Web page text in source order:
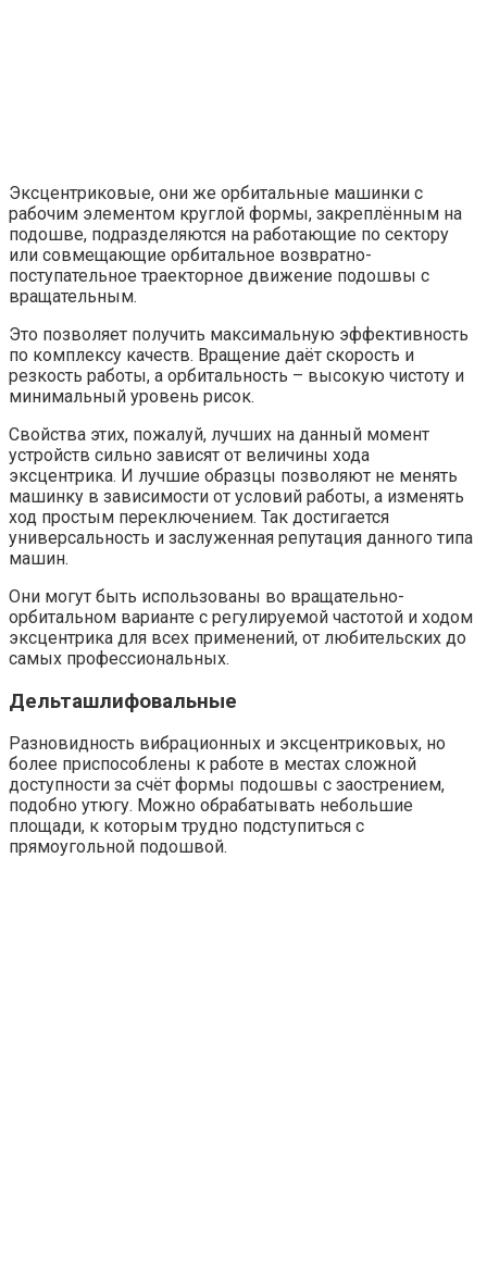
Эксцентриковые, они же орбитальные машинки с
рабочим элементом круглой формы, закреплённым на
подошве, подразделяются на работающие по сектору
или совмещающие орбитальное возвратно-
поступательное траекторное движение подошвы с
вращательным.
Это позволяет получить максимальную эффективность
по комплексу качеств. Вращение даёт скорость и
резкость работы, а орбитальность – высокую чистоту и
минимальный уровень рисок.
Свойства этих, пожалуй, лучших на данный момент
устройств сильно зависят от величины хода
эксцентрика. И лучшие образцы позволяют не менять
машинку в зависимости от условий работы, а изменять
ход простым переключением. Так достигается
универсальность и заслуженная репутация данного типа
машин.
Они могут быть использованы во вращательно-
орбитальном варианте с регулируемой частотой и ходом
эксцентрика для всех применений, от любительских до
самых профессиональных.
Дельташлифовальные
Разновидность вибрационных и эксцентриковых, но
более приспособлены к работе в местах сложной
доступности за счёт формы подошвы с заострением,
подобно утюгу. Можно обрабатывать небольшие
площади, к которым трудно подступиться с
прямоугольной подошвой.